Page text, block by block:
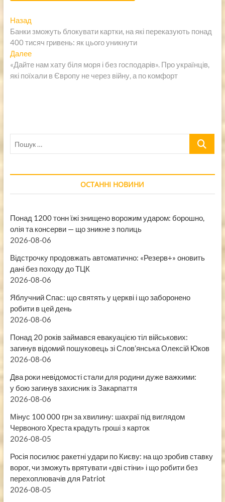
Навигация
по
записям
НазадПредыдущая
запись:
Банки зможуть блокувати картки, на які переказують понад
400 тисяч гривень: як цього уникнути
ДалееСледующая
запись:
«Дайте нам хату біля моря і без господарів». Про українців,
які поїхали в Європу не через війну, а по комфорт
Пошук
ОСТАННІ НОВИНИ
Понад 1200 тонн їжі знищено ворожим ударом: борошно,
олія та консерви — що зникне з полиць
2026-08-06
Відстрочку продовжать автоматично: «Резерв+» оновить
дані без походу до ТЦК
2026-08-06
Яблучний Спас: що святять у церкві і що заборонено
робити в цей день
2026-08-06
Понад 20 років займався евакуацією тіл військових:
загинув відомий пошуковець зі Слов’янська Олексій Юков
2026-08-06
Два роки невідомості стали для родини дуже важкими:
у бою загинув захисник із Закарпаття
2026-08-06
Мінус 100 000 грн за хвилину: шахраї під виглядом
Червоного Хреста крадуть гроші з карток
2026-08-05
Росія посилює ракетні удари по Києву: на що зробив ставку
ворог, чи зможуть врятувати «дві стіни» і що робити без
перехоплювачів для Patriot
2026-08-05